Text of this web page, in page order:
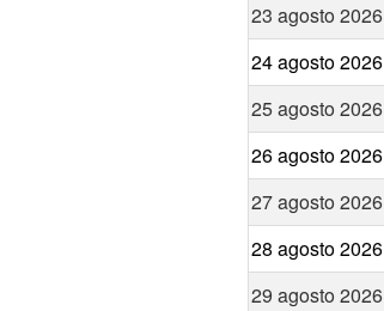
23 agosto 2026
24 agosto 2026
25 agosto 2026
26 agosto 2026
27 agosto 2026
28 agosto 2026
29 agosto 2026